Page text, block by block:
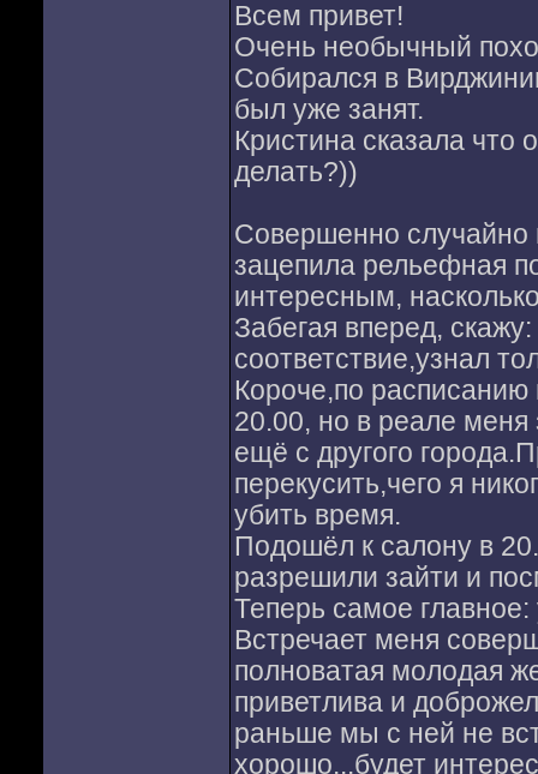
Всем привет!
Очень необычный
Собирался в
был уже занят.
Кристина сказала что
делать?))
Совершенно случайно
зацепила рельефная
интересным,
Забегая вперед,
соответствие,узнал
Короче,по
20.00, но в реале меня
ещё с другого
перекусить,чего я
убить время.
Подошёл к салону в
разрешили зайти и
Теперь самое
Встречает меня
полноватая молодая
приветлива и
раньше мы с ней не
хорошо...будет